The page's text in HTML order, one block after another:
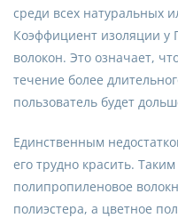
среди всех натуральных
Коэффициент изоляции у
волокон. Это означает,
течение более
пользователь будет
Единственным
его трудно красить.
полипропиленовое
полиэстера, а цветное